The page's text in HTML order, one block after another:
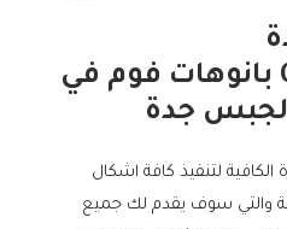
جوال:0559176010 بانوهات فوم في
جدة
الكافية لتنفيذ كافة اشكال
والتي سوف يقدم لك جميع